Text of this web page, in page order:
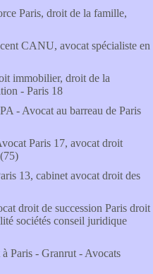
Paris, droit de la famille,
CANU, avocat spécialiste en
immobilier, droit de la
- Paris 18
- Avocat au barreau de Paris
Paris 17, avocat droit
13, cabinet avocat droit des
droit de succession Paris droit
sociétés conseil juridique
à Paris - Granrut - Avocats